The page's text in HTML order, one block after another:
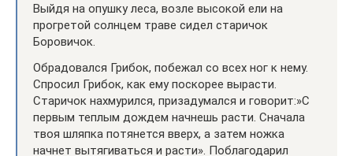
Выйдя на опушку леса, возле высокой ели на
прогретой солнцем траве сидел старичок
Боровичок.
Обрадовался Грибок, побежал со всех ног к нему.
Спросил Грибок, как ему поскорее вырасти.
Старичок нахмурился, призадумался и говорит:»С
первым теплым дождем начнешь расти. Сначала
твоя шляпка потянется вверх, а затем ножка
начнет вытягиваться и расти». Поблагодарил